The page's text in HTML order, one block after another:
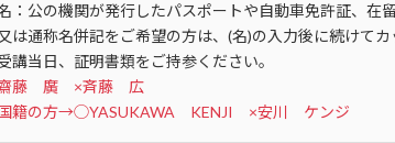
：公の機関が発行したパスポートや自動車免許証、在
は通称名併記をご希望の方は、(名)の入力後に続けてカ
講当日、証明書類をご持参ください。
藤 廣 ×斉藤 広
籍の方→◯YASUKAWA KENJI ×安川 ケンジ